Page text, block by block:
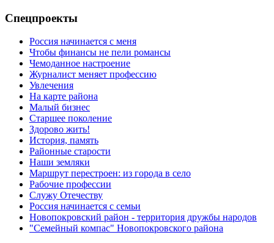
Спецпроекты
Россия начинается с меня
Чтобы финансы не пели романсы
Чемоданное настроение
Журналист меняет профессию
Увлечения
На карте района
Малый бизнес
Старшее поколение
Здорово жить!
История, память
Районные старости
Наши земляки
Маршрут перестроен: из города в село
Рабочие профессии
Служу Отечеству
Россия начинается с семьи
Новопокровский район - территория дружбы народов
"Семейный компас" Новопокровского района